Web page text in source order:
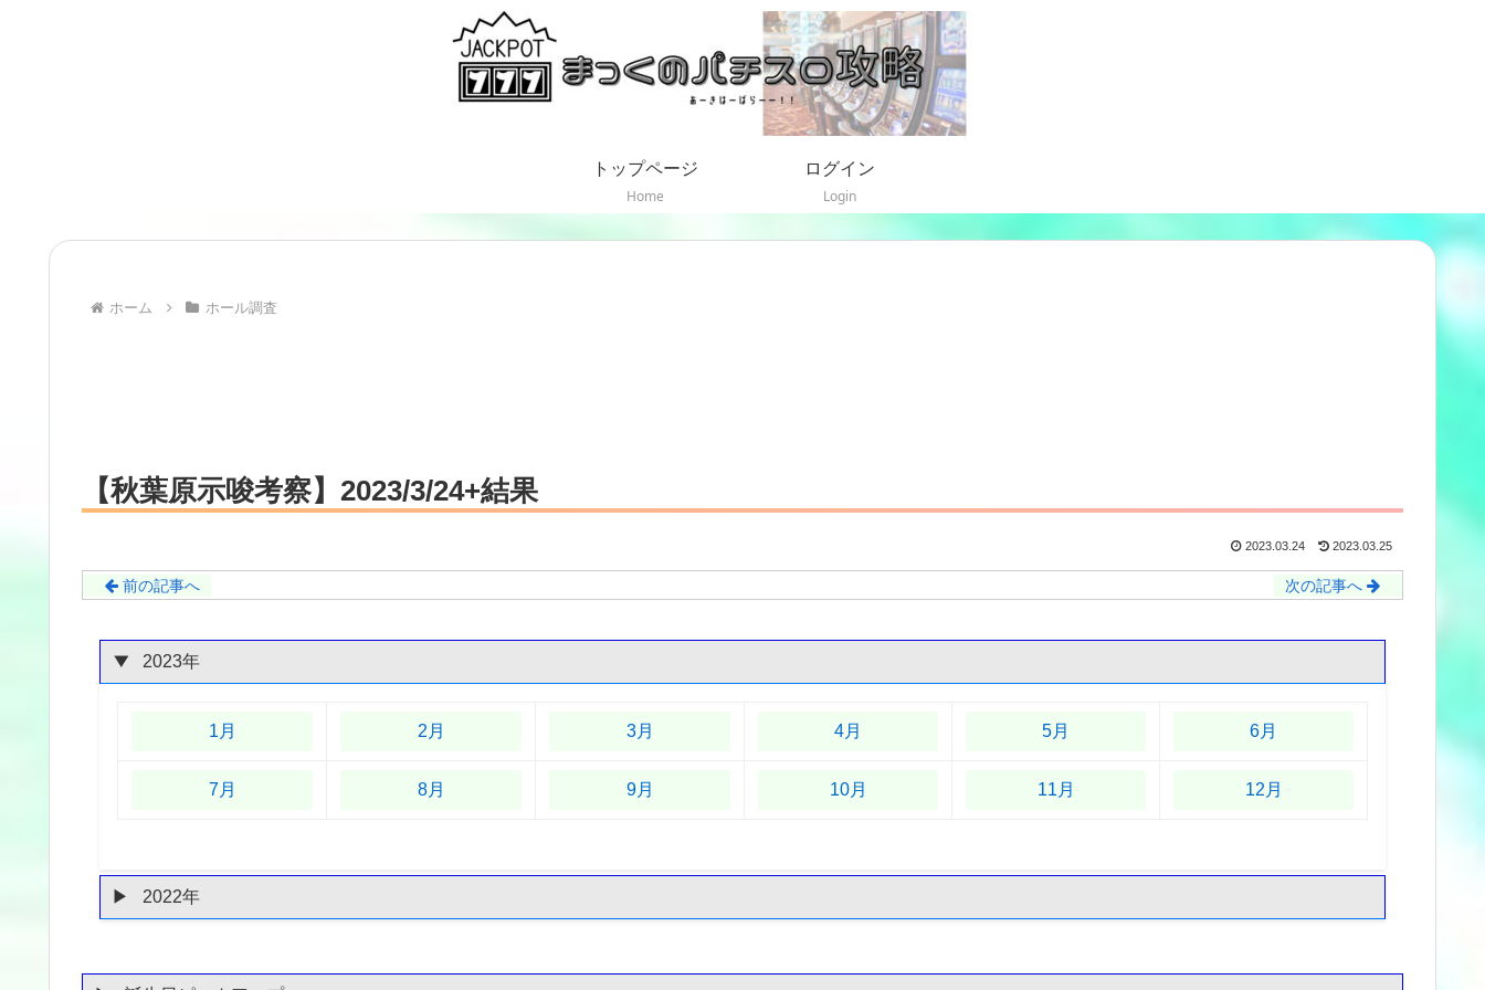
トップページ
Home
ログイン
Login
ホーム ホール調査
【秋葉原示唆考察】2023/3/24+結果
2023.03.24 2023.03.25
前の記事へ 次の記事へ
2023年
1月 2月 3月 4月 5月 6月
7月 8月 9月 10月 11月 12月
2022年